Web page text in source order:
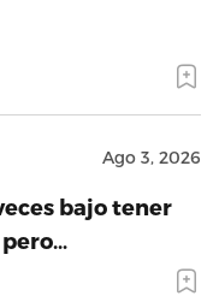
Ago 3, 2026
bajo tener
pero…